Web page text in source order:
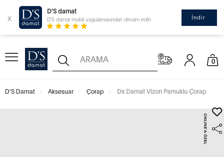
x
D'S damat
D'S damat mobil uygulamasından devam edin İndir
0
D'S Damat Aksesuar Çorap Ds Damat Vizon Pamuklu Çorap